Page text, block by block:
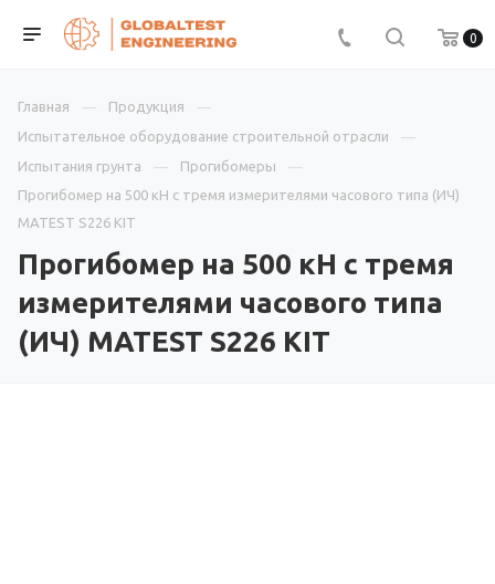
0
Главная
Продукция
Испытательное оборудование строительной отрасли
Испытания грунта
Прогибомеры
Прогибомер на 500 кН с тремя измерителями часового типа (ИЧ)
MATEST S226 KIT
Прогибомер на 500 кН с тремя
измерителями часового типа
(ИЧ) MATEST S226 KIT